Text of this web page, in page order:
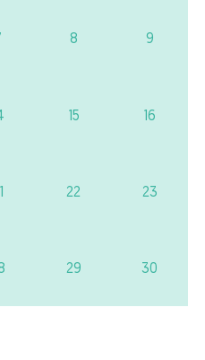
8 9
15 16
22 23
29 30